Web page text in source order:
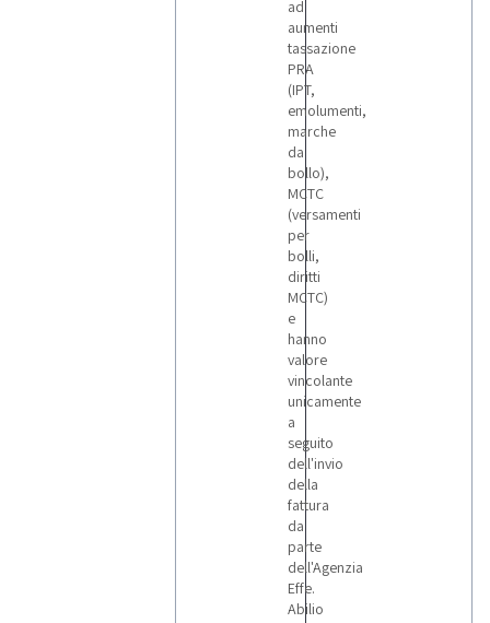
ad
aumenti
tassazione
PRA
(IPT,
emolumenti,
marche
da
bollo),
MCTC
(versamenti
per
bolli,
diritti
MCTC)
e
hanno
valore
vincolante
unicamente
a
seguito
dell'invio
della
fattura
da
parte
dell'Agenzia
Effe.
Abilio